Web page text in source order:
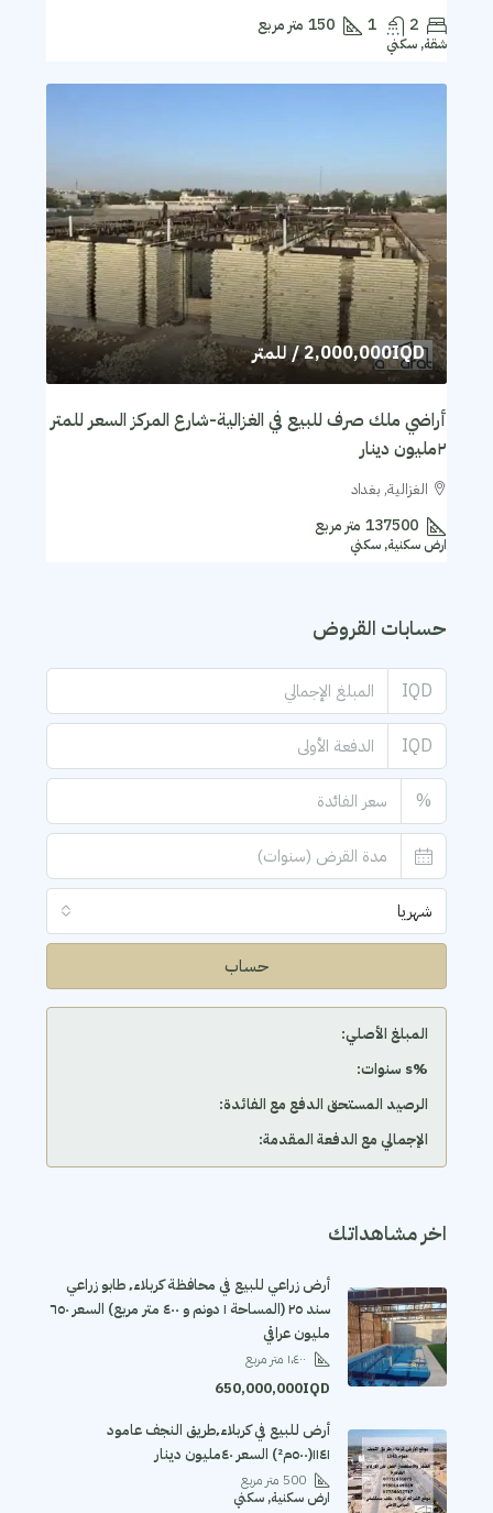
2
1
150 متر مربع
شقة, سكني
2,000,000IQD/ للمتر
أراضي ملك صرف للبيع في الغزالية-شارع المركز السعر للمتر
٢مليون دينار
الغزالية, بغداد
137500 متر مربع
ارض سكنية, سكني
حسابات القروض
IQD
IQD
%
شهريا
حساب
المبلغ الأصلي:
‫%s سنوات:
الرصيد المستحق الدفع مع الفائدة:
الإجمالي مع الدفعة المقدمة:
اخر مشاهداتك
أرض زراعي للبيع في محافظة كربلاء٬ طابو زراعي
سند ٢٥ (المساحة ١ دونم و ٤٠٠ متر مربع) السعر ٦٥٠
مليون عراقي
١،٤٠٠ متر مربع
650,000,000IQD
أرض للبيع في كربلاء٬طريق النجف عامود
١١٤١(٥٠٠م²) السعر ٤٠مليون دينار
500 متر مربع
ارض سكنية, سكني